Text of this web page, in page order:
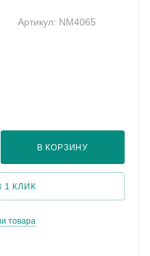
Артикул: NM4065
В КОРЗИНУ
1 КЛИК
товара